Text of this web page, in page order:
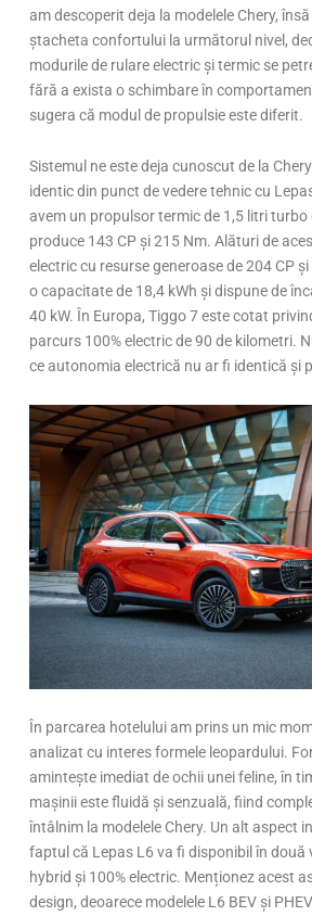
am descoperit deja la modelele Chery,
ștacheta confortului la următorul nivel,
modurile de rulare electric și termic se
fără a exista o schimbare în
sugera că modul de propulsie este diferit.
Sistemul ne este deja cunoscut de la
identic din punct de vedere tehnic cu
avem un propulsor termic de 1,5 litri
produce 143 CP și 215 Nm. Alături de
electric cu resurse generoase de 204 CP
o capacitate de 18,4 kWh și dispune de
40 kW. În Europa, Tiggo 7 este cotat
parcurs 100% electric de 90 de kilometri.
ce autonomia electrică nu ar fi identică și
În parcarea hotelului am prins un mic
analizat cu interes formele leopardului.
amintește imediat de ochii unei feline, în
mașinii este fluidă și senzuală, fiind
întâlnim la modelele Chery. Un alt aspect
faptul că Lepas L6 va fi disponibil în două
hybrid și 100% electric. Menționez acest
design, deoarece modelele L6 BEV și